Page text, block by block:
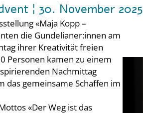
¦ 30. November 2025
«Maja Kopp –
die Gundelianer:innen am
ihrer Kreativität freien
Personen kamen zu einem
Nachmittag
das gemeinsame Schaffen im
«Der Weg ist das